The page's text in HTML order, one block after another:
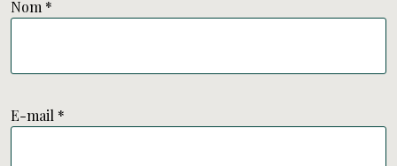
Nom *
E-mail *